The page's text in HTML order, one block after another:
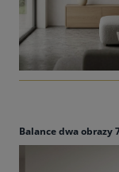
Balance dwa obrazy